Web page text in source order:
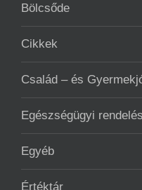
Bölcsőde
Cikkek
Család – és
Egészségügyi
Egyéb
Értéktár